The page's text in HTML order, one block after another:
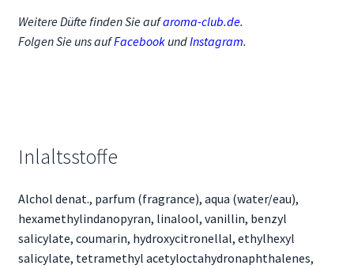
Weitere Düfte finden Sie aufaroma-club.de.
Folgen Sie uns aufFacebook undInstagram.
Inlaltsstoffe
Alchol denat., parfum (fragrance), aqua (water/eau),
hexamethylindanopyran, linalool, vanillin, benzyl
salicylate, coumarin, hydroxycitronellal, ethylhexyl
salicylate, tetramethyl acetyloctahydronaphthalenes,